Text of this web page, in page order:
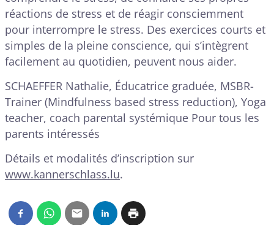
réactions de stress et de réagir consciemment
pour interrompre le stress. Des exercices courts et
simples de la pleine conscience, qui s’intègrent
facilement au quotidien, peuvent nous aider.
SCHAEFFER Nathalie, Éducatrice graduée, MSBR-
Trainer (Mindfulness based stress reduction), Yoga
teacher, coach parental systémique Pour tous les
parents intéressés
Détails et modalités d’inscription sur
www.kannerschlass.lu.